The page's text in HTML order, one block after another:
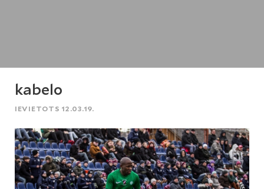
kabelo
IEVIETOTS 12.03.19.